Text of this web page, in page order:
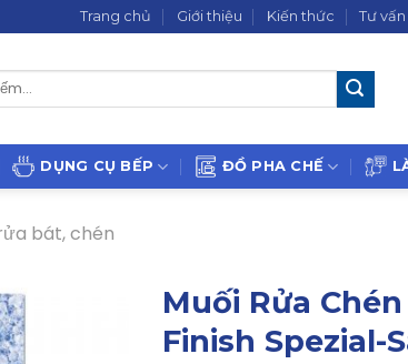
Trang chủ Giới thiệu Kiến thức Tư vấn
DỤNG CỤ BẾP ĐỒ PHA CHẾ
bát, chén
Muối Rửa
Finish Spezial-